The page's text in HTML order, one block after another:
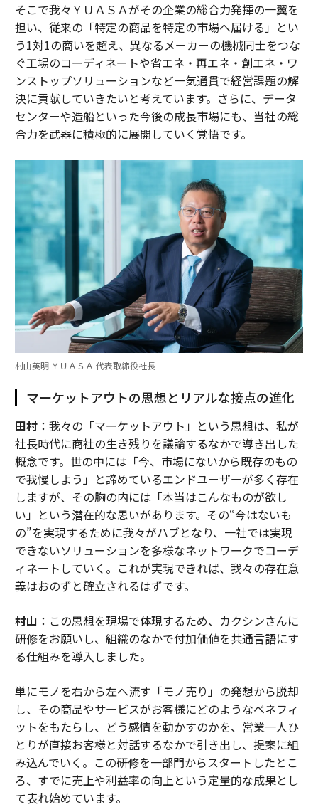
そこで我々ＹＵＡＳＡがその企業の総合力発揮の一翼を
担い、従来の「特定の商品を特定の市場へ届ける」とい
う1対1の商いを超え、異なるメーカーの機械同士をつな
ぐ工場のコーディネートや省エネ・再エネ・創エネ・ワ
ンストップソリューションなど一気通貫で経営課題の解
決に貢献していきたいと考えています。さらに、データ
センターや造船といった今後の成長市場にも、当社の総
合力を武器に積極的に展開していく覚悟です。
村山英明 ＹＵＡＳＡ 代表取締役社長
マーケットアウトの思想とリアルな接点の進化
田村：我々の「マーケットアウト」という思想は、私が
社長時代に商社の生き残りを議論するなかで導き出した
概念です。世の中には「今、市場にないから既存のもの
で我慢しよう」と諦めているエンドユーザーが多く存在
しますが、その胸の内には「本当はこんなものが欲し
い」という潜在的な思いがあります。その“今はないも
の”を実現するために我々がハブとなり、一社では実現
できないソリューションを多様なネットワークでコーデ
ィネートしていく。これが実現できれば、我々の存在意
義はおのずと確立されるはずです。
村山 ：この思想を現場で体現するため、カクシンさんに
研修をお願いし、組織のなかで付加価値を共通言語にす
る仕組みを導入しました。
単にモノを右から左へ流す「モノ売り」の発想から脱却
し、その商品やサービスがお客様にどのようなベネフィ
ットをもたらし、どう感情を動かすのかを、営業一人ひ
とりが直接お客様と対話するなかで引き出し、提案に組
み込んでいく。この研修を一部門からスタートしたとこ
ろ、すでに売上や利益率の向上という定量的な成果とし
て表れ始めています。